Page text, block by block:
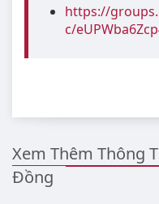
https://
c/
Xem Thêm Thông
Đồng